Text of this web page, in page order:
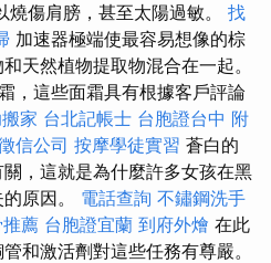
燒傷肩膀，甚至太陽過敏。 找
加速器極端使最容易想像的棕
天然植物提取物混合在一起。
，這些面霜具有根據客戶評論
家 台北記帳士 台胞證台中 附
信公司 按摩學徒實習 蒼白的
，這就是為什麼許多女孩在黑
原因。 電話查詢 不鏽鋼洗手
薦 台胞證宜蘭 到府外燴 在此
和激活劑對這些任務有尊嚴。